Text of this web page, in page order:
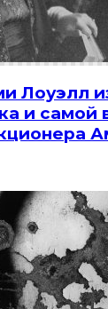
Лоуэлл
и